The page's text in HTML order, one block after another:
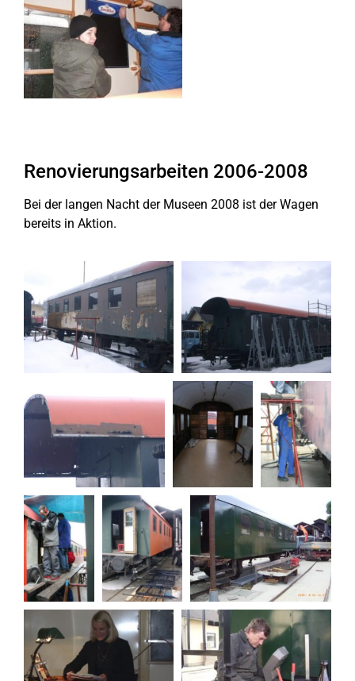
Renovierungsarbeiten 2006-2008
Bei der langen Nacht der Museen 2008 ist der Wagen
bereits in Aktion.